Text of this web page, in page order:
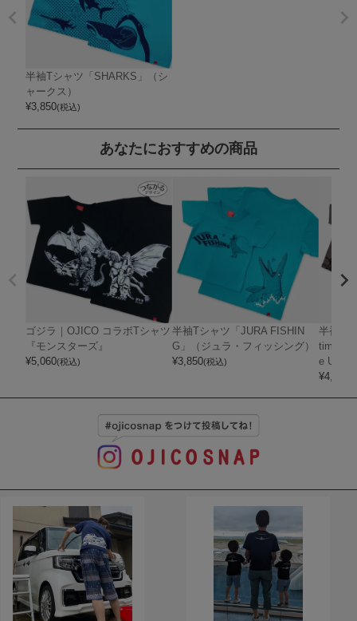
半袖Tシャツ「SHARKS」（シ
ャークス）
¥3,850(税込)
あなたにおすすめの商品
ゴジラ｜OJICO コラボTシャツ
『モンスターズ』
¥5,060(税込)
半袖Tシャツ「JURA FISHIN
G」（ジュラ・フィッシング）
¥3,850(税込)
半袖T
timate
e
¥4,290